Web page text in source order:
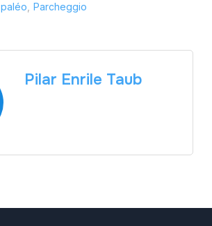
paléo Parcheggio
Pilar Enrile Taub